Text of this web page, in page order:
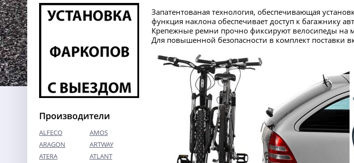
Производители
ALFECO
AMOS
ARAGON
ARTWAY
ATERA
ATLANT
Запатентованая технология, обеспечивающая
функция наклона обеспечивает доступ к багажнику
Крепежные ремни прочно фиксируют велосипеды на
Для повышенной безопасности в комплект поставки